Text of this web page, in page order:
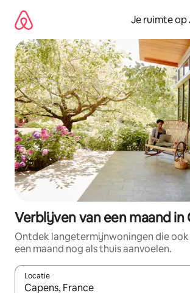
direct
naar
inhoud
Je ruimte
Verblijven van een maand in
Ontdek langetermijnwoningen die ook
een maand nog als thuis aanvoelen.
Locatie
Wanneer er suggesties beschikbaar zijn,